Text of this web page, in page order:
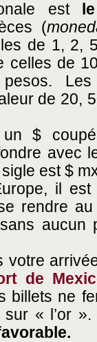
est
(
de 1, 2,
celles de
Les
de 20,
$
avec
est $
il
rendre
aucun
votre
de
billets ne
sur « l’or ».